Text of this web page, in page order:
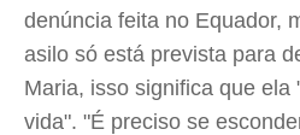
denúncia feita no Equador,
asilo só está prevista para
Maria, isso significa que ela
vida". "É preciso se